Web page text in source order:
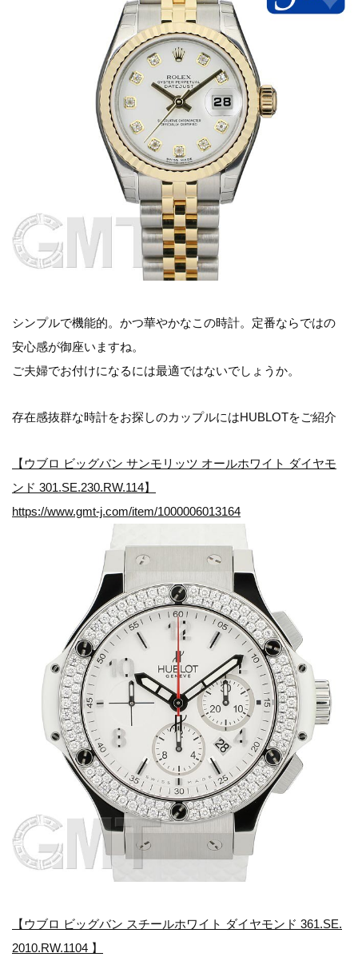
シンプルで機能的。かつ華やかなこの時計。定番ならではの
安心感が御座いますね。
ご夫婦でお付けになるには最適ではないでしょうか。
存在感抜群な時計をお探しのカップルにはHUBLOTをご紹介
【ウブロ ビッグバン サンモリッツ オールホワイト ダイヤモ
ンド 301.SE.230.RW.114】
https://www.gmt-j.com/item/1000006013164
【ウブロ ビッグバン スチールホワイト ダイヤモンド 361.SE.
2010.RW.1104 】